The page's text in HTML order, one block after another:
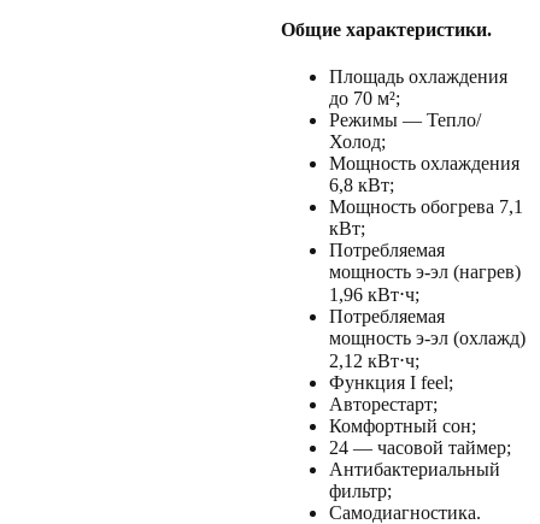
Общие характеристики.
Площадь охлаждения
до 70 м²;
Режимы — Тепло/
Холод;
Мощность охлаждения
6,8 кВт;
Мощность обогрева 7,1
кВт;
Потребляемая
мощность э-эл (нагрев)
1,96 кВт⋅ч;
Потребляемая
мощность э-эл (охлажд)
2,12 кВт⋅ч;
Функция I feel;
Авторестарт;
Комфортный сон;
24 — часовой таймер;
Антибактериальный
фильтр;
Самодиагностика.